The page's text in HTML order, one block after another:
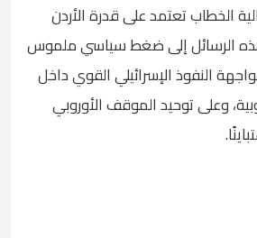
الخطاب تعتمد على قدرة الأردن
الرسائل إلى ضغط سياسي ملموس
النفوذ الإسرائيلي القوي داخل
وعلى توحيد الموقف الأوروبي